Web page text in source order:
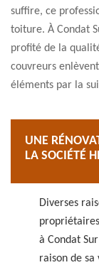
suffire, ce
toiture. À Condat
profité de la
couvreurs
éléments par la
UNE
LA SOCIÉTÉ
Diverses
à Condat
raison de sa